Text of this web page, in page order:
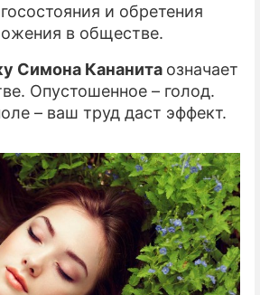
и обретения
в обществе.
Симона Кананита означает
Опустошенное – голод.
– ваш труд даст эффект.